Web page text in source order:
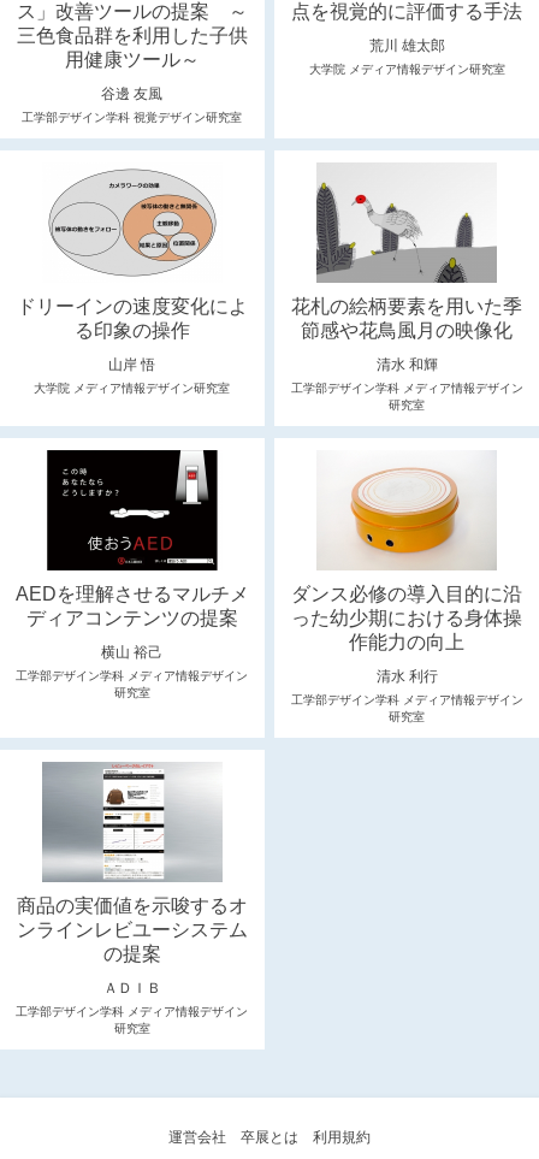
ス」改善ツールの提案 ～
三色食品群を利用した子供
用健康ツール～
谷邊 友風
工学部デザイン学科 視覚デザイン研究室
点を視覚的に評価する手法
荒川 雄太郎
大学院 メディア情報デザイン研究室
ドリーインの速度変化によ
る印象の操作
山岸 悟
大学院 メディア情報デザイン研究室
花札の絵柄要素を用いた季
節感や花鳥風月の映像化
清水 和輝
工学部デザイン学科 メディア情報デザイン
研究室
AEDを理解させるマルチメ
ディアコンテンツの提案
横山 裕己
工学部デザイン学科 メディア情報デザイン
研究室
ダンス必修の導入目的に沿
った幼少期における身体操
作能力の向上
清水 利行
工学部デザイン学科 メディア情報デザイン
研究室
商品の実価値を示唆するオ
ンラインレビユーシステム
の提案
ＡＤＩＢ
工学部デザイン学科 メディア情報デザイン
研究室
運営会社 卒展とは 利用規約